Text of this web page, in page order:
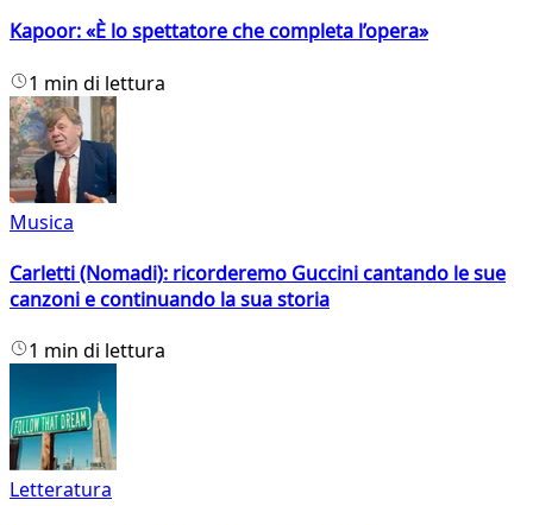
Kapoor: «È lo spettatore che completa l’opera»
1 min di lettura
Musica
Carletti (Nomadi): ricorderemo Guccini cantando le sue
canzoni e continuando la sua storia
1 min di lettura
Letteratura